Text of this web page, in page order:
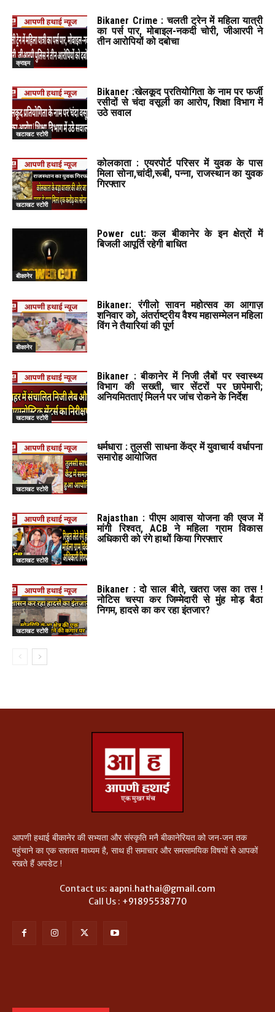
क्राइम
Bikaner Crime : चलती ट्रेन में महिला यात्री
का पर्स पार, मोबाइल-नकदी चोरी, जीआरपी ने
तीन आरोपियों को दबोचा
खटाखट स्टोरी
Bikaner :खेलकूद प्रतियोगिता के नाम पर फर्जी
रसीदों से चंदा वसूली का आरोप, शिक्षा विभाग में
उठे सवाल
खटाखट स्टोरी
कोलकाता : एयरपोर्ट परिसर में युवक के पास
मिला सोना,चांदी,रूबी, पन्ना, राजस्थान का युवक
गिरफ्तार
बीकानेर
Power cut: कल बीकानेर के इन क्षेत्रों में
बिजली आपूर्ति रहेगी बाधित
बीकानेर
Bikaner: रंगीलो सावन महोत्सव का आगाज़
शनिवार को, अंतर्राष्ट्रीय वैश्य महासम्मेलन महिला
विंग ने तैयारियां की पूर्ण
खटाखट स्टोरी
Bikaner : बीकानेर में निजी लैबों पर स्वास्थ्य
विभाग की सख्ती, चार सेंटरों पर छापेमारी;
अनियमितताएं मिलने पर जांच रोकने के निर्देश
खटाखट स्टोरी
धर्मधारा : तुलसी साधना केंद्र में युवाचार्य वर्धापना
समारोह आयोजित
खटाखट स्टोरी
Rajasthan : पीएम आवास योजना की एवज में
मांगी रिश्वत, ACB ने महिला ग्राम विकास
अधिकारी को रंगे हाथों किया गिरफ्तार
खटाखट स्टोरी
Bikaner : दो साल बीते, खतरा जस का तस !
नोटिस चस्पा कर जिम्मेदारी से मुंह मोड़ बैठा
निगम, हादसे का कर रहा इंतजार?
आपणी हथाई बीकानेर की सभ्यता और संस्कृति मनै बीकानेरियत को जन-जन तक
पहुंचाने का एक सशक्त माध्यम है, साथ ही समाचार और समसामयिक विषयों से आपकों
रखते हैं अपडेट !
Contact us: aapni.hathai@gmail.com
Call Us : +91895538770